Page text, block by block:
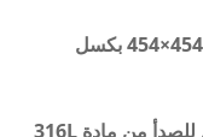
1.39 إنش بدقة 454×454 بكسل
هيكلًا من الفولاذ المقاوم للصدأ من مادة 316L